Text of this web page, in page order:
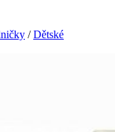
/ Dětské